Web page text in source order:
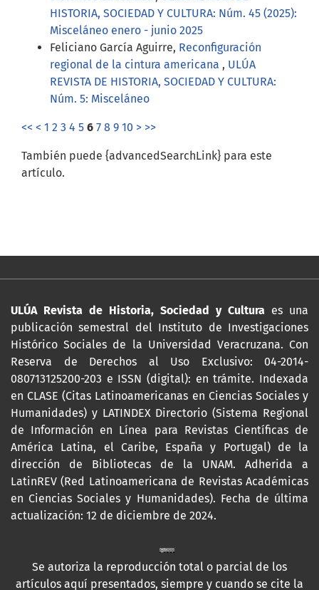
HISTORIA, SOCIEDAD Y CULTURA: Núm. 45 (2025):
Misceláneo enero - junio 2025
Feliciano García Aguirre, Reconfiguración
regional de la cintura americana , ULÚA
REVISTA DE HISTORIA, SOCIEDAD Y CULTURA:
Núm. 5: Misceláneo
<< < 1 2 3 4 5 6 7 8 9 10 > >>
También puede {advancedSearchLink} para este
artículo.
ULÚA Revista de Historia, Sociedad y Cultura es una
publicación semestral del Instituto de Investigaciones
Histórico Sociales de la Universidad Veracruzana. Con
Reserva de Derechos al Uso Exclusivo: 04-2014-
080713125200-203 e ISSN (digital): en trámite. Indexada
en CLASE (Citas Latinoamericanas en Ciencias Sociales y
Humanidades) y LATINDEX Directorio (Sistema Regional
de Información en Línea para Revistas Científicas de
América Latina, el Caribe, España y Portugal) de la
dirección de Bibliotecas de la UNAM. Adherida a
LatinREV (Red Latinoamericana de Revistas Académicas
en Ciencias Sociales y Humanidades). Fecha de última
actualización: 12 de diciembre de 2024.
Se autoriza la reproducción total o parcial de los
artículos aquí presentados, siempre y cuando se cite la